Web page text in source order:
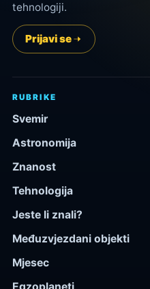
tehnologiji.
Prijavi se
RUBRIKE
Svemir
Astronomija
Znanost
Tehnologija
Jeste li znali?
Međuzvjezdani objekti
Mjesec